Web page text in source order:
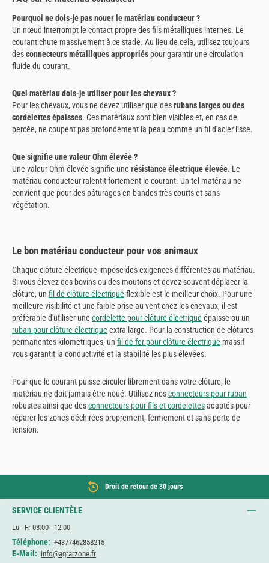
Pourquoi ne dois-je pas nouer le matériau conducteur ?
Un nœud interrompt le contact propre des fils métalliques internes. Le
courant chute massivement à ce stade. Au lieu de cela, utilisez toujours
desconnecteurs métalliques appropriés pour garantir une circulation
fluide du courant.
Quel matériau dois-je utiliser pour les chevaux ?
Pour les chevaux, vous ne devez utiliser que desrubans larges ou des
cordelettes épaisses. Ces matériaux sont bien visibles et, en cas de
percée, ne coupent pas profondément la peau comme un fil d'acier lisse.
Que signifie une valeur Ohm élevée ?
Une valeur Ohm élevée signifie une résistance électrique élevée. Le
matériau conducteur ralentit fortement le courant. Un tel matériau ne
convient que pour des pâturages en bandes très courts et sans
végétation.
Le bon matériau conducteur pour vos animaux
Chaque clôture électrique impose des exigences différentes au matériau.
Si vous élevez des bovins ou des moutons et devez souvent déplacer la
clôture, un fil de clôture électrique flexible est le meilleur choix. Pour une
meilleure visibilité et une faible prise au vent chez les chevaux, il est
préférable d'utiliser une cordelette pour clôture électrique épaisse ou un
ruban pour clôture électrique extra large. Pour la construction de clôtures
permanentes kilométriques, un fil de fer pour clôture électrique massif
vous garantit la conductivité et la stabilité les plus élevées.
Pour que le courant puisse circuler librement dans votre clôture, le
matériau ne doit jamais être noué. Utilisez nosconnecteurs pour ruban
robustes ainsi que desconnecteurs pour fils et cordelettesadaptés pour
réparer les zones déchirées proprement, fermement et sans perte de
tension.
Droit de retour de 30 jours
SERVICE CLIENTÈLE
Lu - Fr 08:00 - 12:00
Téléphone: +4377462858215
E-Mail: info@agrarzone.fr